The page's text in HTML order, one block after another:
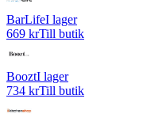
BarLifeI lager
669 krTill butik
BooztI lager
734 krTill butik